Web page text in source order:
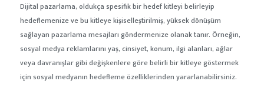
Dijital pazarlama, oldukça spesifik bir hedef kitleyi belirleyip
hedeflemenize ve bu kitleye kişiselleştirilmiş, yüksek dönüşüm
sağlayan pazarlama mesajları göndermenize olanak tanır. Örneğin,
sosyal medya reklamlarını yaş, cinsiyet, konum, ilgi alanları, ağlar
veya davranışlar gibi değişkenlere göre belirli bir kitleye göstermek
için sosyal medyanın hedefleme özelliklerinden yararlanabilirsiniz.